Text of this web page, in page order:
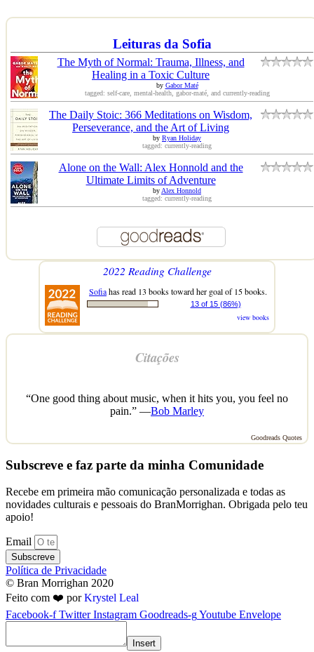
Leituras da Sofia
The Myth of Normal: Trauma, Illness, and
Healing in a Toxic Culture
by Gabor Maté
tagged: self-care, mental-health, gabor-maté, and currently-reading
The Daily Stoic: 366 Meditations on Wisdom,
Perseverance, and the Art of Living
by Ryan Holiday
tagged: currently-reading
Alone on the Wall: Alex Honnold and the
Ultimate Limits of Adventure
byAlex Honnold
tagged: currently-reading
2022 Reading Challenge
Sofiahas read 13 books toward her goal of 15 books.
13 of 15 (86%)
view books
Citações
“One good thing about music, when it hits you, you feel no
pain.” —Bob Marley
Goodreads Quotes
Subscreve e faz parte da minha Comunidade
Recebe em primeira mão comunicação personalizada e todas as
novidades culturais e pessoais do BranMorrighan. Obrigada pelo teu
apoio!
Email
Subscreve
Política de Privacidade
© Bran Morrighan 2020
Feito com ❤️ porKrystel Leal
Facebook-f Twitter Instagram Goodreads-gYoutube Envelope
Insert